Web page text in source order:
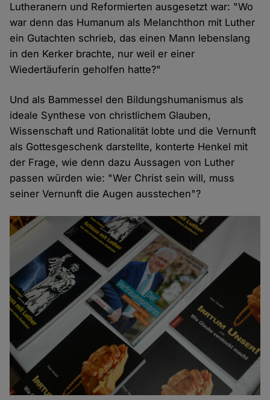
Lutheranern und Reformierten ausgesetzt war: "Wo
war denn das Humanum als Melanchthon mit Luther
ein Gutachten schrieb, das einen Mann lebenslang
in den Kerker brachte, nur weil er einer
Wiedertäuferin geholfen hatte?"
Und als Bammessel den Bildungshumanismus als
ideale Synthese von christlichem Glauben,
Wissenschaft und Rationalität lobte und die Vernunft
als Gottesgeschenk darstellte, konterte Henkel mit
der Frage, wie denn dazu Aussagen von Luther
passen würden wie: "Wer Christ sein will, muss
seiner Vernunft die Augen ausstechen"?